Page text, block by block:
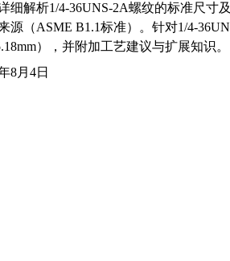
细解析1/4-36UNS-2A螺纹的标准尺寸
源（ASME B1.1标准）。针对1/4-
），并附加工艺建议与扩展知识。
8月4日